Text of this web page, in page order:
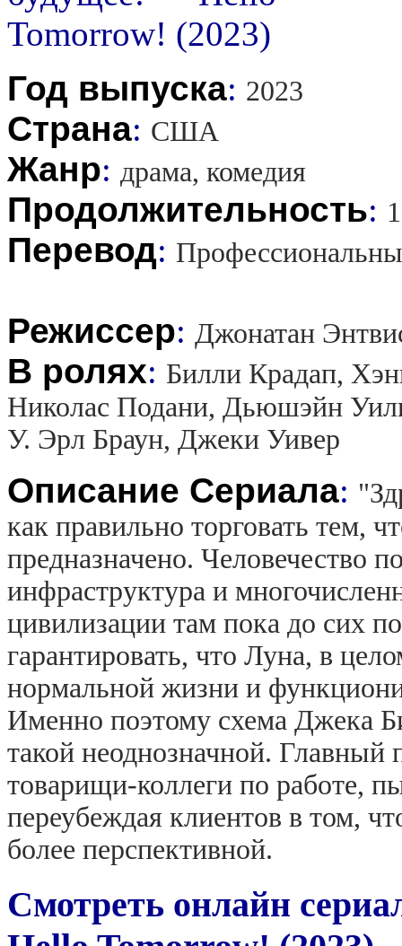
Год выпуска: 2023
Страна: США
Жанр: драма, комедия
Продолжительность:
Перевод:
Режиссер: Джонатан
В ролях: Билли Крадап,
Николас Подани, Дьюшэйн
У. Эрл Браун, Джеки Уивер
Описание Сериала:
как правильно торговать тем,
предназначено. Человечество
инфраструктура и
цивилизации там пока до сих
гарантировать, что Луна, в
нормальной жизни и
Именно поэтому схема Джека
такой неоднозначной. Главный
товарищи-коллеги по работе,
переубеждая клиентов в том,
более перспективной.
Смотреть онлайн